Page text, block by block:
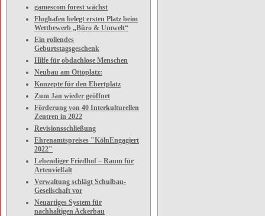
gamescom forest wächst
Flughafen belegt ersten Platz beim
Wettbewerb „Büro & Umwelt“
Ein rollendes
Geburtstagsgeschenk
Hilfe für obdachlose Menschen
Neubau am Ottoplatz:
Konzepte für den Ebertplatz
Zum Jan wieder geöffnet
Förderung von 40 Interkulturellen
Zentren in 2022
Revisionsschließung
Ehrenamtspreises "KölnEngagiert
2022"
Lebendiger Friedhof – Raum für
Artenvielfalt
Verwaltung schlägt Schulbau-
Gesellschaft vor
Neuartiges System für
nachhaltigen Ackerbau